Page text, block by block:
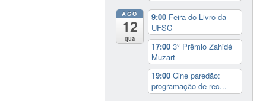
AGO
12
qua
9:00 Feira do Livro da
UFSC
17:003º Prêmio Zahidé
Muzart
19:00Cine paredão:
programação de rec...